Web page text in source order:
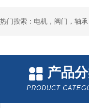
热门搜索：电机，阀门，轴
产品
PRODUCT